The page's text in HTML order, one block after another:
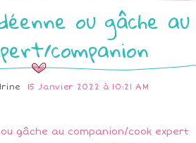
ou gâche au
companion
15 Janvier 2022 à 10:21 AM